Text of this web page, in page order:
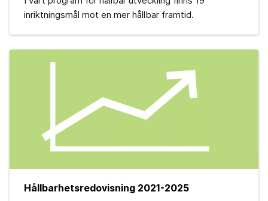
inriktningsmål mot en mer hållbar framtid.
Hållbarhetsredovisning 2021-2025